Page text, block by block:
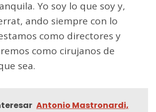
Yo soy lo que soy y,
ando siempre con lo
como directores y
como cirujanos de
sea.
Antonio Mastronardi,